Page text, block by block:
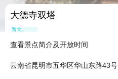
大德寺双塔
暂无点评
查看景点简介及开放时间
云南省昆明市五华区华山东路43号